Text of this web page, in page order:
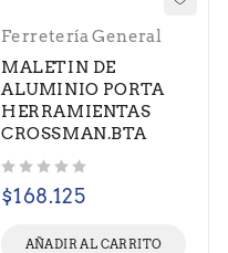
Ferretería General
MALETIN DE
ALUMINIO PORTA
HERRAMIENTAS
CROSSMAN.BTA
$168.125
AÑADIR AL CARRITO